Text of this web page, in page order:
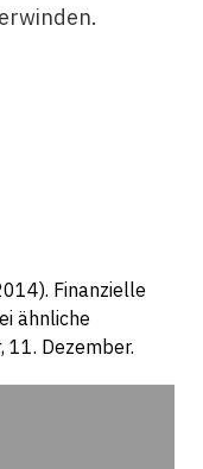
Finanzielle
ähnliche
, 11. Dezember.